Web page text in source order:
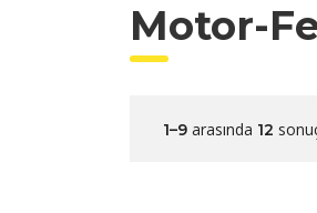
Motor-
1–9 arasında 12